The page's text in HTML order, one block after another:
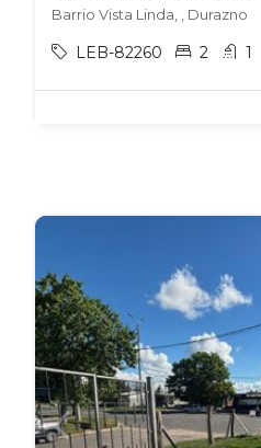
Barrio Vista Linda, , Durazno
LEB-82260 2 1